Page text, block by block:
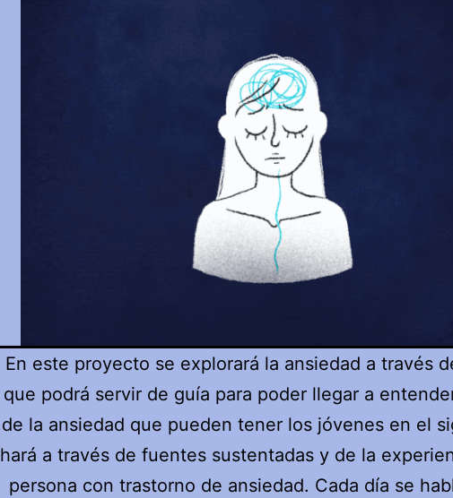
En este proyecto se explorará la ansiedad a través
que podrá servir de guía para poder llegar a
de la ansiedad que pueden tener los jóvenes en el
hará a través de fuentes sustentadas y de la
persona con trastorno de ansiedad. Cada día se